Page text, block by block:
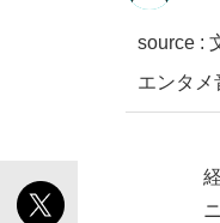
source :
エンタメ